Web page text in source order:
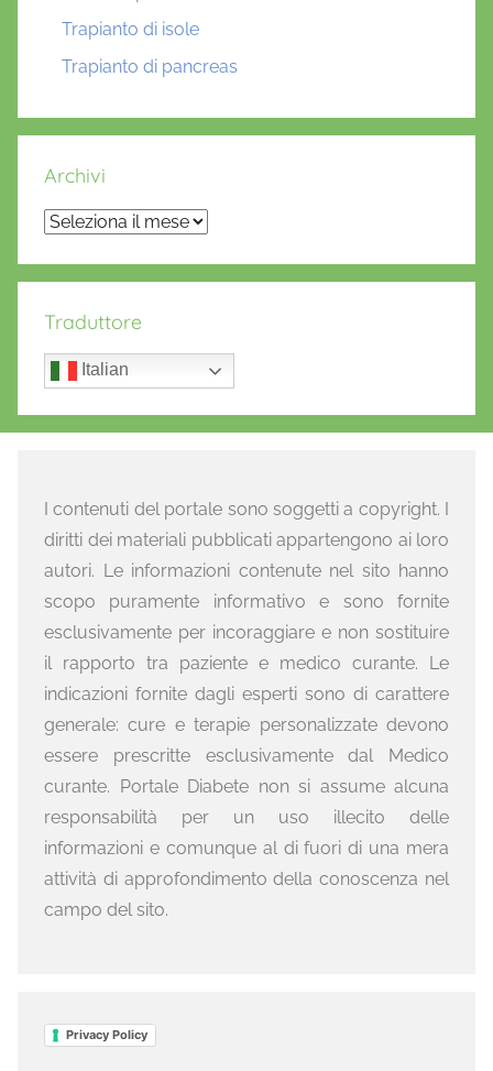
Trapianto di isole
Trapianto di pancreas
Archivi
Archivi
Traduttore
Italian
I contenuti del portale sono soggetti a copyright. I
diritti dei materiali pubblicati appartengono ai loro
autori. Le informazioni contenute nel sito hanno
scopo puramente informativo e sono fornite
esclusivamente per incoraggiare e non sostituire
il rapporto tra paziente e medico curante. Le
indicazioni fornite dagli esperti sono di carattere
generale: cure e terapie personalizzate devono
essere prescritte esclusivamente dal Medico
curante. Portale Diabete non si assume alcuna
responsabilità per un uso illecito delle
informazioni e comunque al di fuori di una mera
attività di approfondimento della conoscenza nel
campo del sito.
Privacy Policy